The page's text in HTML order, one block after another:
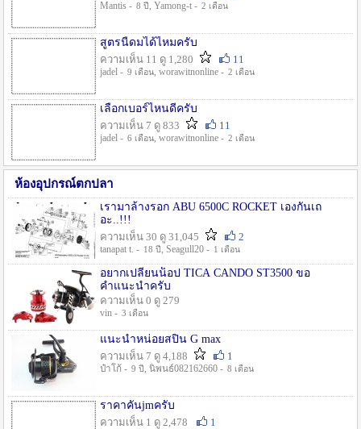
Mantis - 8 ปี , Yamong-t - 2 เดือน
สูตรนี้ดมได้ไหมครับ
ความเห็น 11 ดู 1,280
11
jadel - 9 เดือน, worawitnonline - 2 เดือน
เลือกเบอร์ไหนดีครับ
ความเห็น 7 ดู 833
11
jadel - 6 เดือน, worawitnonline - 2 เดือน
ห้องอุปกรณ์ตกปลา
เรามาล้างรอก ABU 6500C ROCKET เองกันเถ
อะ..!!!
ความเห็น 30 ดู 31,045
2
tanapat t. - 18 ปี , Seagull20 - 1 เดือน
อยากเปลี่ยนน็อป TICA CANDO ST3500 ขอ
คำแนะนำครับ
ความเห็น 0 ดู 279
vin - 3 เดือน
แนะนำหน่อยสปิน G max
ความเห็น 7 ดู 4,188
1
ป๋าโก้ - 9 ปี , นิพนธ์082162660 - 8 เดือน
ราคาคันjmครับ
ความเห็น 1 ดู 2,478
1